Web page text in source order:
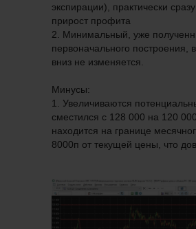
экспирации), практически
прирост профита
2. Минимальный, уже
первоначального построения,
вниз не изменяется.
Минусы:
1. Увеличиваются
сместился с 128 000 на 120
находится на границе
8000п от текущей цены, что